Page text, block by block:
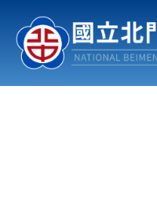
認識北中